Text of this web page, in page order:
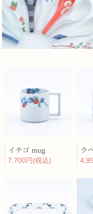
イチゴ mug
7,700円(税込)
ラ